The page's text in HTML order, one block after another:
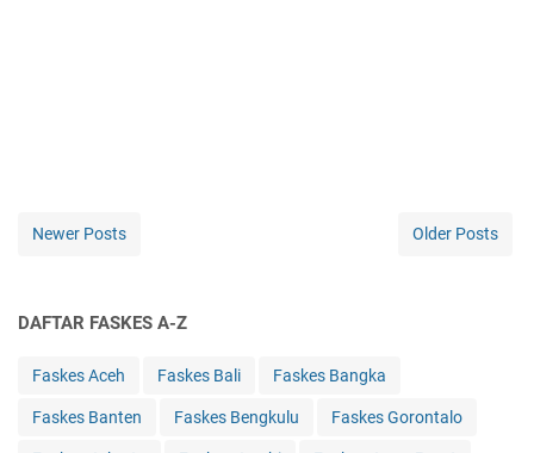
Newer Posts Older Posts
DAFTAR FASKES A-Z
Faskes Aceh Faskes Bali Faskes Bangka
Faskes Banten Faskes Bengkulu Faskes Gorontalo